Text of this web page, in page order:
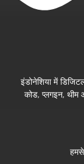
आधिकारिक
इंडोनेशिया में
कोड, प्लगइन, थीम
हमसे